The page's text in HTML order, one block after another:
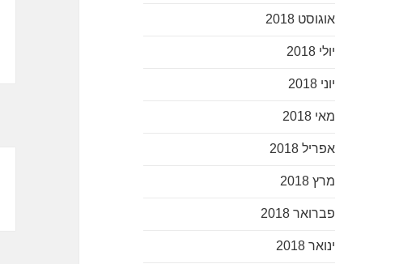
אוגוסט 2018
יולי 2018
יוני 2018
מאי 2018
אפריל 2018
מרץ 2018
פברואר 2018
ינואר 2018